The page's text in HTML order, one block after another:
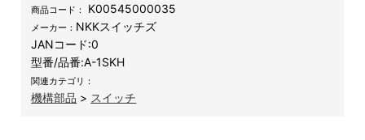
商品コード： K00545000035
メーカー： NKKスイッチズ
JANコード:0
型番/品番:A-1SKH
関連カテゴリ：
機構部品 > スイッチ